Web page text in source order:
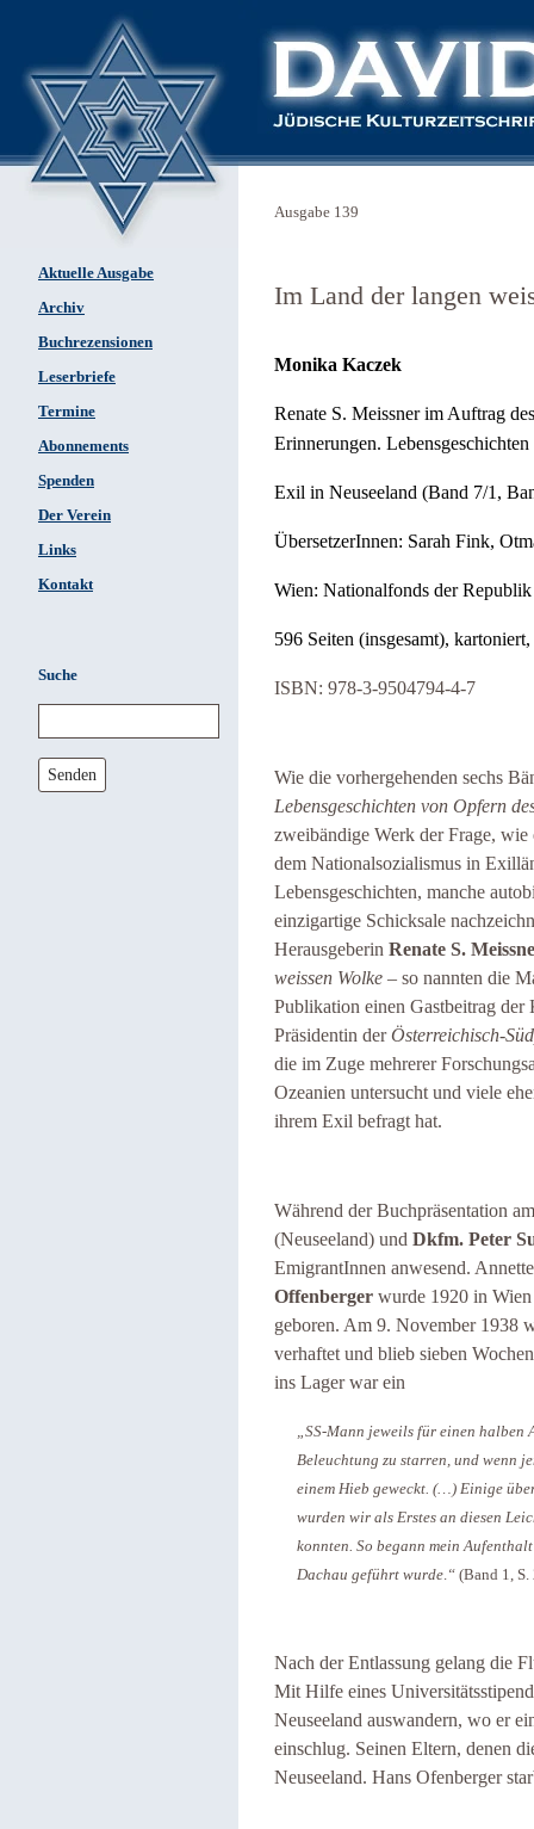
Aktuelle Ausgabe
Archiv
Buchrezensionen
Leserbriefe
Termine
Abonnements
Spenden
Der Verein
Links
Kontakt
Suche
Senden
Ausgabe 139
Im Land der langen
Monika Kaczek
Renate S. Meissner im Auftrag
Erinnerungen.
Exil in Neuseeland (Band 7/1,
ÜbersetzerInnen: Sarah Fink,
Wien: Nationalfonds der
596 Seiten (insgesamt),
ISBN: 978-3-9504794-4-7
Wie die vorhergehenden sechs
Lebensgeschichten von Opfern
zweibändige Werk der Frage,
dem Nationalsozialismus in
Lebensgeschichten, manche
einzigartige Schicksale
Herausgeberin Renate S.
weissen Wolke – so nannten die
Publikation einen Gastbeitrag
Präsidentin derÖsterreichisch-
die im Zuge mehrerer
Ozeanien untersucht und viele
ihrem Exil befragt hat.
Während der Buchpräsentation
(Neuseeland) und Dkfm. Peter
EmigrantInnen anwesend.
Offenberger wurde 1920 in
geboren. Am 9. November 1938
verhaftet und blieb sieben
ins Lager war ein
„SS-Mann jeweils für einen halben
Beleuchtung zu starren, und wenn
einem Hieb geweckt. (…) Einige
wurden wir als Erstes an diesen
konnten. So begann mein
Dachau geführt wurde.“ (Band 1, S.
Nach der Entlassung gelang die
Mit Hilfe eines
Neuseeland auswandern, wo er
einschlug. Seinen Eltern, denen
Neuseeland. Hans Ofenberger